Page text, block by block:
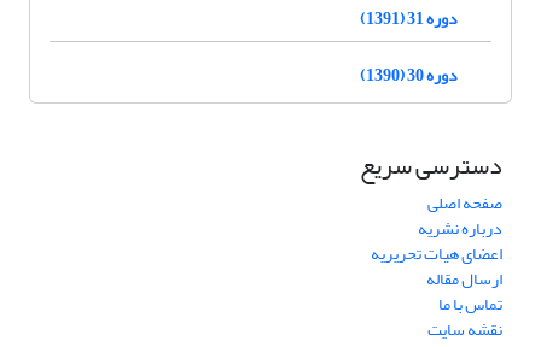
دوره 31 (1391)
دوره 30 (1390)
دسترسی سریع
صفحه اصلی
درباره نشریه
اعضای هیات تحریریه
ارسال مقاله
تماس با ما
نقشه سایت